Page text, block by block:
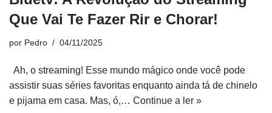
Que Vai Te Fazer Rir e Chorar!
por Pedro 04/11/2025
Ah, o streaming! Esse mundo mágico onde você pode
assistir suas séries favoritas enquanto ainda tá de chinelo
e pijama em casa. Mas, ó,… Continue a ler »